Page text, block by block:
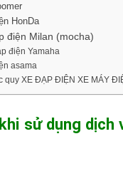
HonDa
điện Milan (mocha)
điện Yamaha
asama
quy XE ĐẠP ĐIỆN XE MÁY
sử dụng dịch